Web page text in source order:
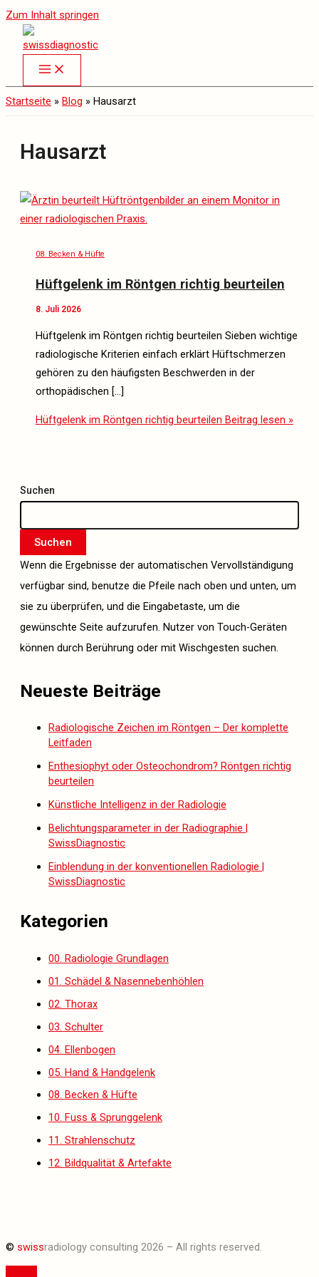
Zum Inhalt springen
Startseite » Blog » Hausarzt
Hausarzt
08. Becken & Hüfte
Hüftgelenk im Röntgen richtig beurteilen
8. Juli 2026
Hüftgelenk im Röntgen richtig beurteilen Sieben wichtige
radiologische Kriterien einfach erklärt Hüftschmerzen
gehören zu den häufigsten Beschwerden in der
orthopädischen […]
Hüftgelenk im Röntgen richtig beurteilen Beitrag lesen »
Suchen
Suchen
Wenn die Ergebnisse der automatischen Vervollständigung
verfügbar sind, benutze die Pfeile nach oben und unten, um
sie zu überprüfen, und die Eingabetaste, um die
gewünschte Seite aufzurufen. Nutzer von Touch-Geräten
können durch Berührung oder mit Wischgesten suchen.
Neueste Beiträge
Radiologische Zeichen im Röntgen – Der komplette
Leitfaden
Enthesiophyt oder Osteochondrom? Röntgen richtig
beurteilen
Künstliche Intelligenz in der Radiologie
Belichtungsparameter in der Radiographie |
SwissDiagnostic
Einblendung in der konventionellen Radiologie |
SwissDiagnostic
Kategorien
00. Radiologie Grundlagen
01. Schädel & Nasennebenhöhlen
02. Thorax
03. Schulter
04. Ellenbogen
05. Hand & Handgelenk
08. Becken & Hüfte
10. Fuss & Sprunggelenk
11. Strahlenschutz
12. Bildqualität & Artefakte
© swissradiology consulting 2026 – All rights reserved.